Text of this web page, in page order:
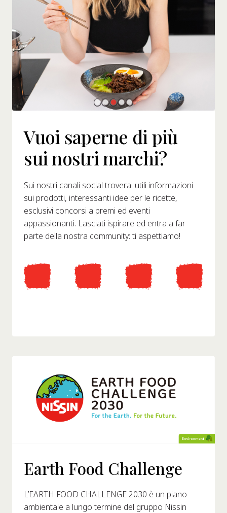
Vuoi saperne di più
sui nostri marchi?
Sui nostri canali social troverai utili informazioni
sui prodotti, interessanti idee per le ricette,
esclusivi concorsi a premi ed eventi
appassionanti. Lasciati ispirare ed entra a far
parte della nostra community: ti aspettiamo!
Earth Food Challenge
L’EARTH FOOD CHALLENGE 2030 è un piano
ambientale a lungo termine del gruppo Nissin